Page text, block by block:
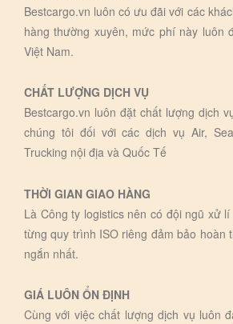
Bestcargo.vn luôn có ưu đãi với các
hàng thường xuyên, mức phí này luôn
Việt Nam.
CHẤT LƯỢNG DỊCH VỤ
Bestcargo.vn luôn đặt chất lượng dịch
chúng tôi đối với các dịch vụ Air,
Trucking nội địa và Quốc Tế
THỜI GIAN GIAO HÀNG
Là Công ty logistics nên có đội ngũ xử
từng quy trình ISO riêng đảm bảo hoàn
ngắn nhất.
GIÁ LUÔN ỔN ĐỊNH
Cùng với việc chất lượng dịch vụ luôn